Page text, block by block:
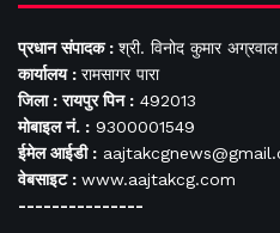
प्रधान संपादक : श्री. विनोद कुमार अग्रवाल
कार्यालय : रामसागर पारा
जिला : रायपुर पिन : 492013
मोबाइल नं. : 9300001549
ईमेल आईडी :
वेबसाइट : www.aajtakcg.com
---------------